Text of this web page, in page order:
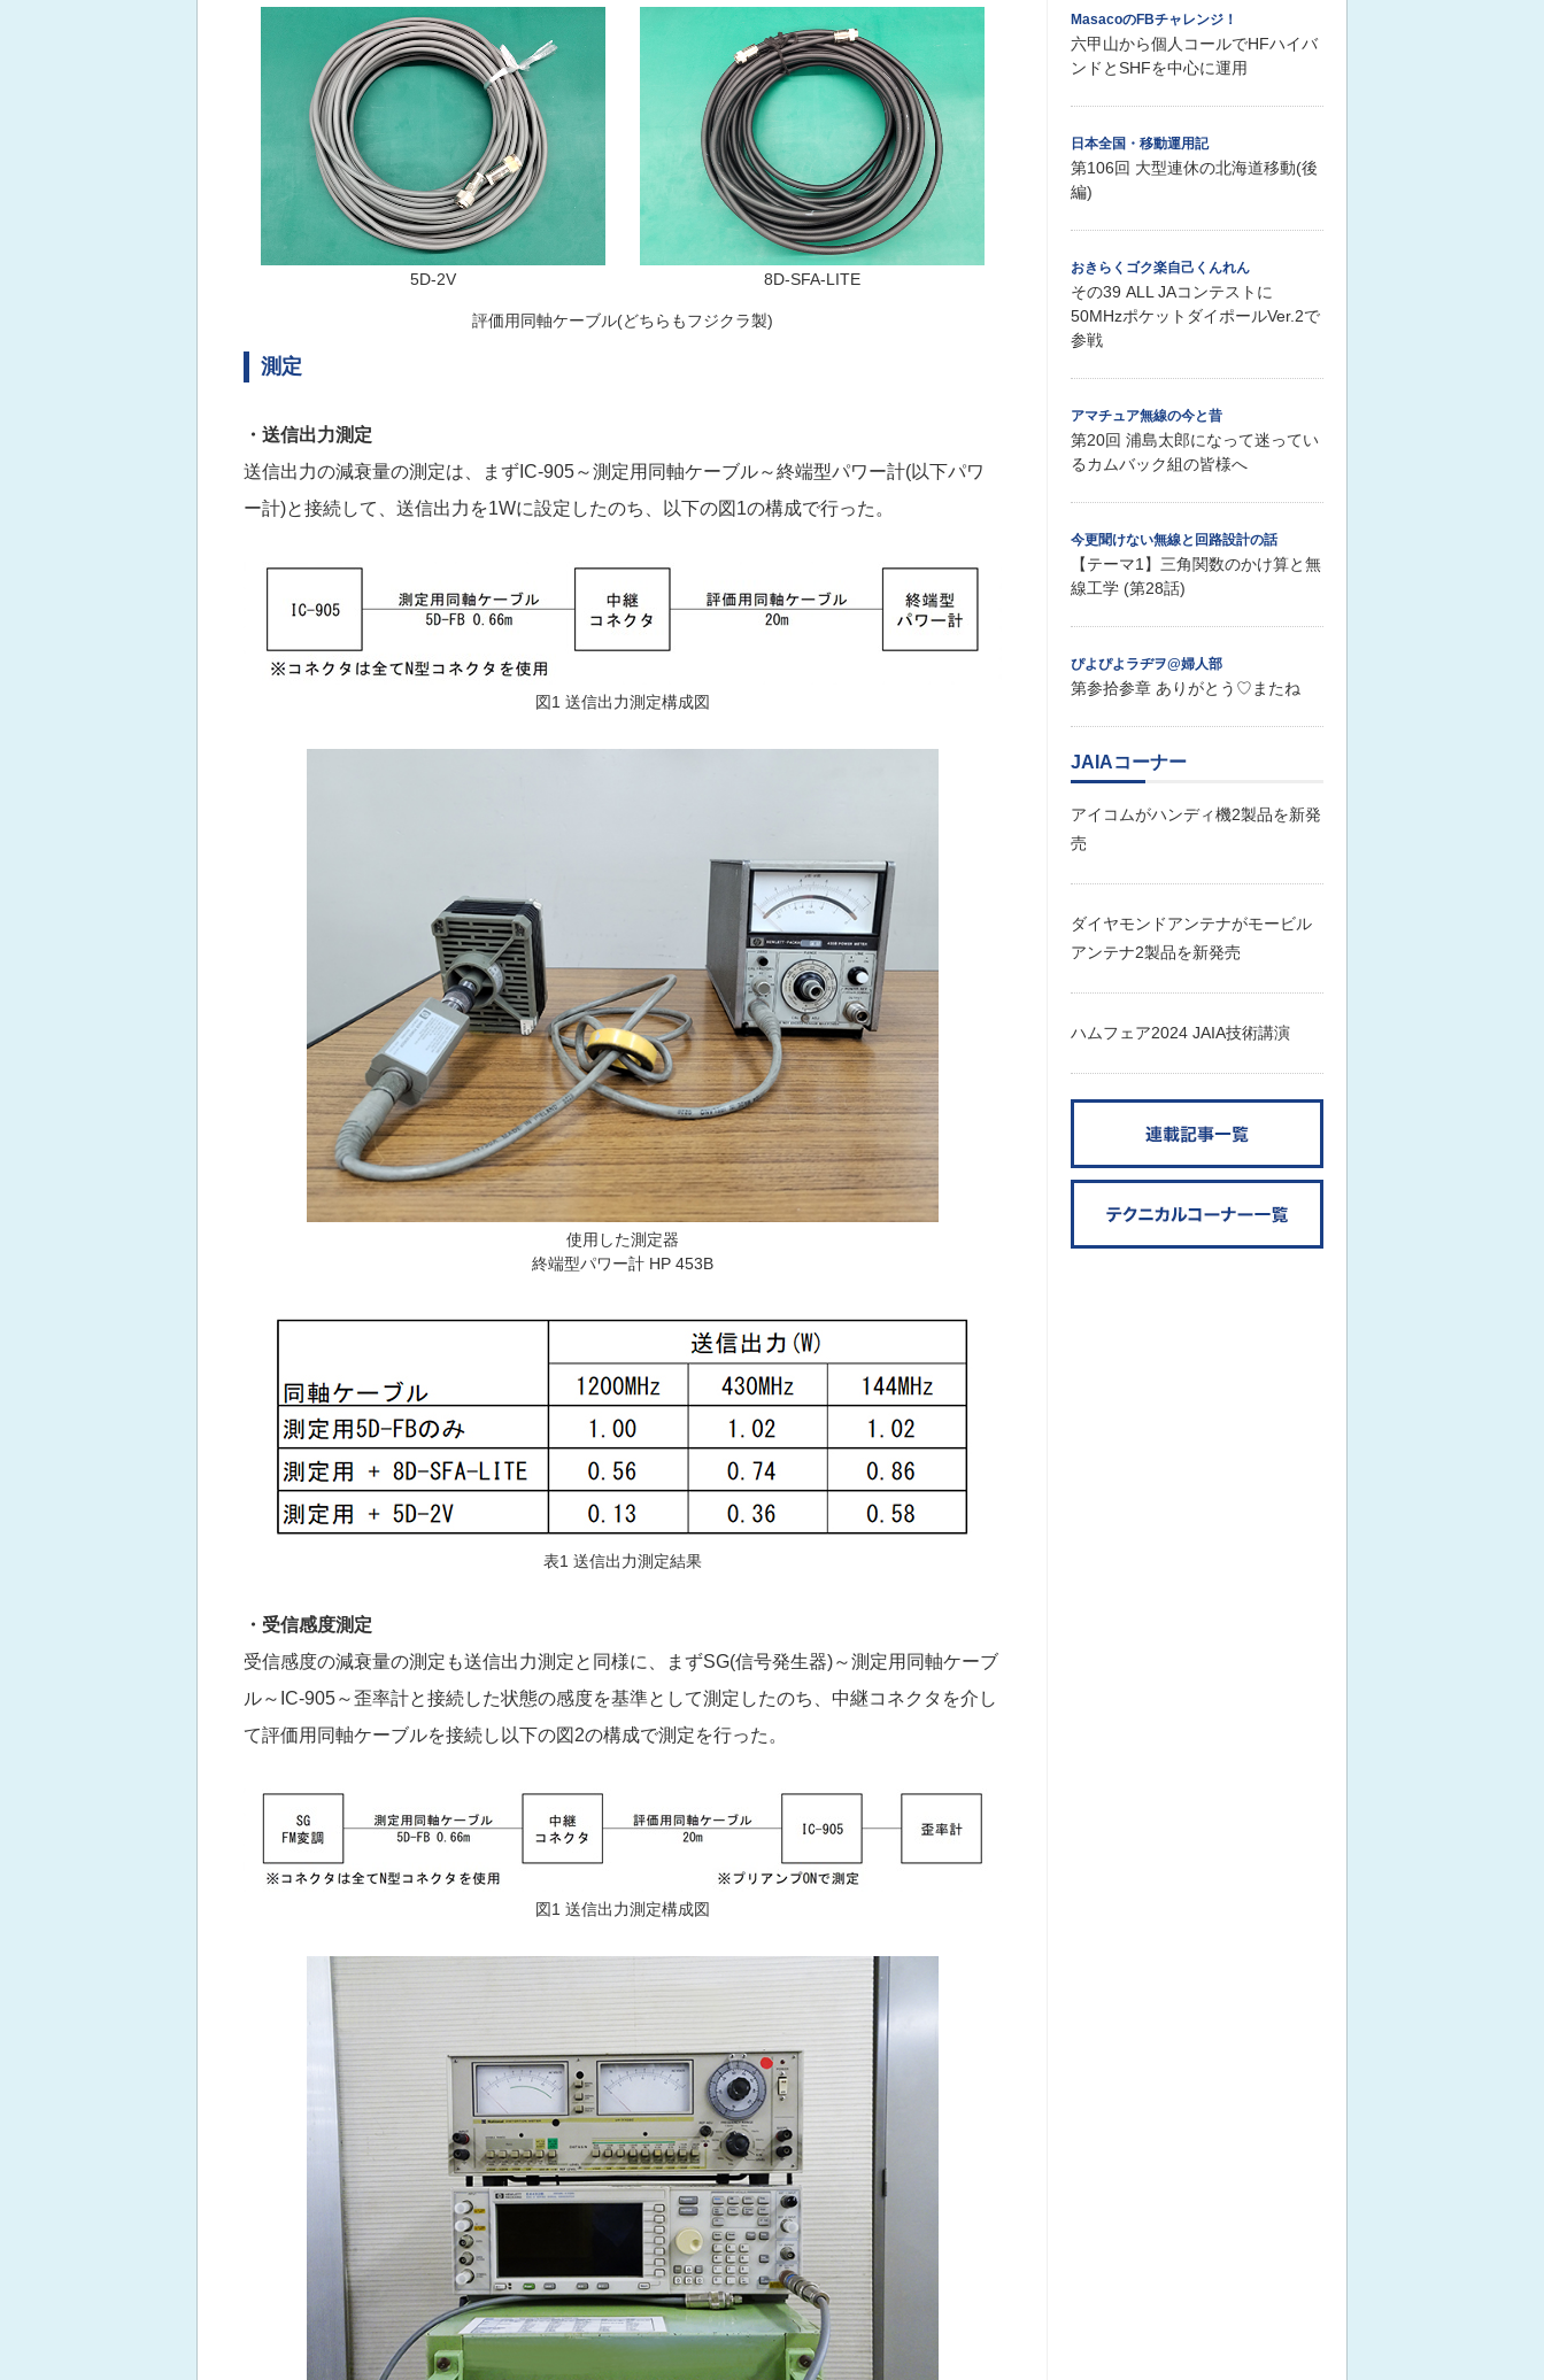
5D-2V 8D-SFA-LITE
評価用同軸ケーブル(どちらもフジクラ製)
測定
・送信出力測定
送信出力の減衰量の測定は、まずIC-905～測定用同軸ケーブル～終端型パワー計(以下パワ
ー計)と接続して、送信出力を1Wに設定したのち、以下の図1の構成で行った。
図1 送信出力測定構成図
使用した測定器
終端型パワー計 HP 453B
表1 送信出力測定結果
・受信感度測定
受信感度の減衰量の測定も送信出力測定と同様に、まずSG(信号発生器)～測定用同軸ケーブ
ル～IC-905～歪率計と接続した状態の感度を基準として測定したのち、中継コネクタを介し
て評価用同軸ケーブルを接続し以下の図2の構成で測定を行った。
図1 送信出力測定構成図
MasacoのFBチャレンジ！
六甲山から個人コールでHFハイバ
ンドとSHFを中心に運用
日本全国・移動運用記
第106回 大型連休の北海道移動(後
編)
おきらくゴク楽自己くんれん
その39 ALL JAコンテストに
50MHzポケットダイポールVer.2で
参戦
アマチュア無線の今と昔
第20回 浦島太郎になって迷ってい
るカムバック組の皆様へ
今更聞けない無線と回路設計の話
【テーマ1】三角関数のかけ算と無
線工学 (第28話)
ぴよぴよラヂヲ@婦人部
第参拾参章 ありがとう♡またね
JAIAコーナー
アイコムがハンディ機2製品を新発
売
ダイヤモンドアンテナがモービル
アンテナ2製品を新発売
ハムフェア2024 JAIA技術講演